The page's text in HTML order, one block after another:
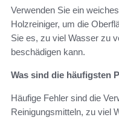
Verwenden Sie ein
Holzreiniger, um die
Sie es, zu viel Wasser zu
beschädigen kann.
Was sind die häufigsten
Häufige Fehler sind die
Reinigungsmitteln, zu viel